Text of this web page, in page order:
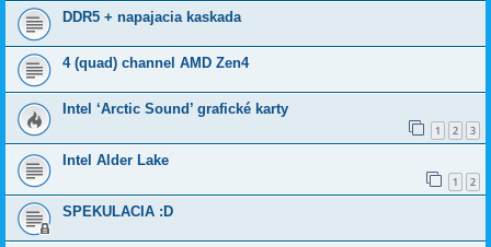
DDR5 + napajacia kaskada
4 (quad) channel AMD Zen4
Intel ‘Arctic Sound’ grafické karty
1 2 3
Intel Alder Lake
1 2
SPEKULACIA :D